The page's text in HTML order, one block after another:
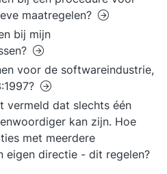
maatregelen?
bij mijn
voor de softwareindustrie,
vermeld dat slechts één
kan zijn. Hoe
met meerdere
eigen directie - dit regelen?